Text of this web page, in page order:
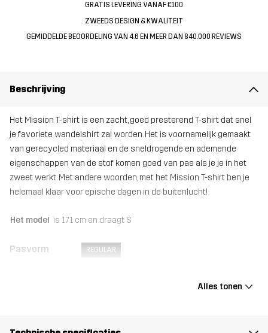
GRATIS LEVERING VANAF €100
ZWEEDS DESIGN & KWALITEIT
GEMIDDELDE BEOORDELING VAN 4.6 EN MEER DAN 840.000 REVIEWS
Beschrijving
Het Mission T-shirt is een zacht, goed presterend T-shirt dat snel
je favoriete wandelshirt zal worden. Het is voornamelijk gemaakt
van gerecycled materiaal en de sneldrogende en ademende
eigenschappen van de stof komen goed van pas als je je in het
zweet werkt. Met andere woorden, met het Mission T-shirt ben je
helemaal klaar voor epische dagen in de buitenlucht!
Het model is 171 cm en draagt S
Pasvorm REGULAR
92% Polyester (Gerecycled), 8% Elastaan
Alles tonen